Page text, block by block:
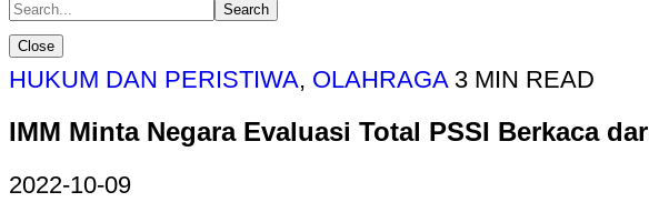
Search
Close
HUKUM DAN PERISTIWA, OLAHRAGA 3 MIN READ
IMM Minta Negara Evaluasi Total PSSI Berkaca
2022-10-09